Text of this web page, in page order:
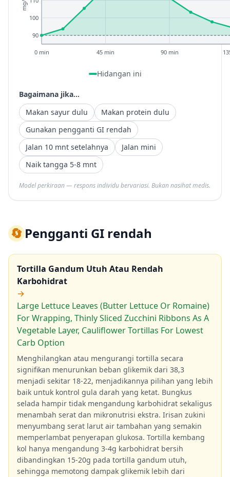
90
100
0 min 45 min 90 min
Hidangan ini
Bagaimana jika...
Makan sayur dulu
Makan protein dulu
Gunakan pengganti GI rendah
Jalan 10 mnt setelahnya
Jalan mini
Naik tangga 5-8 mnt
Model perkiraan — respons individu bervariasi. Bukan nasihat medis.
🔄Pengganti GI rendah
Tortilla Gandum Utuh Atau Rendah
Karbohidrat
→
Large Lettuce Leaves (Butter Lettuce Or Romaine)
For Wrapping, Thinly Sliced Zucchini Ribbons As A
Vegetable Layer, Cauliflower Tortillas For Lowest
Carb Option
Menghilangkan atau mengurangi tortilla secara
signifikan menurunkan beban glikemik dari 38,3
menjadi sekitar 18-22, menjadikannya pilihan yang lebih
baik untuk kontrol gula darah yang ketat. Bungkus
selada hampir tidak mengandung karbohidrat sekaligus
menambah serat dan mikronutrisi ekstra. Irisan zukini
menyumbang serat larut air tambahan yang semakin
memperlambat penyerapan glukosa. Tortilla kembang
kol hanya mengandung 3-4g karbohidrat bersih
dibandingkan 15-20g pada tortilla gandum utuh,
sehingga memotong dampak glikemik lebih dari